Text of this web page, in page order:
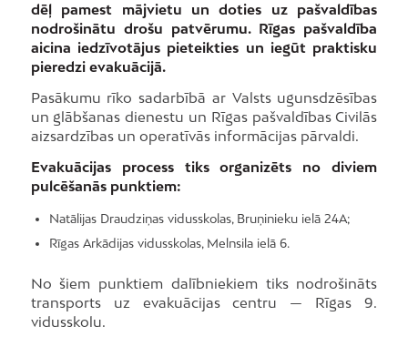
dēļ pamest mājvietu un doties uz pašvaldības
nodrošinātu drošu patvērumu. Rīgas pašvaldība
aicina iedzīvotājus pieteikties un iegūt praktisku
pieredzi evakuācijā.
Pasākumu rīko sadarbībā ar Valsts ugunsdzēsības
un glābšanas dienestu un Rīgas pašvaldības Civilās
aizsardzības un operatīvās informācijas pārvaldi.
Evakuācijas process tiks organizēts no diviem
pulcēšanās punktiem:
Natālijas Draudziņas vidusskolas, Bruņinieku ielā 24A;
Rīgas Arkādijas vidusskolas, Melnsila ielā 6.
No šiem punktiem dalībniekiem tiks nodrošināts
transports uz evakuācijas centru — Rīgas 9.
vidusskolu.